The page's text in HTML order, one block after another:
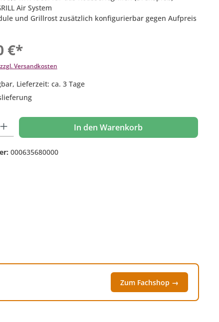
Air System
und Grillrost zusätzlich konfigurierbar gegen Aufpreis
€*
Versandkosten
Lieferzeit: ca. 3 Tage
den gewünschten Wert ein oder benutze die Schaltflächen um die
In den Warenkorb
000635680000
Zum Fachshop →